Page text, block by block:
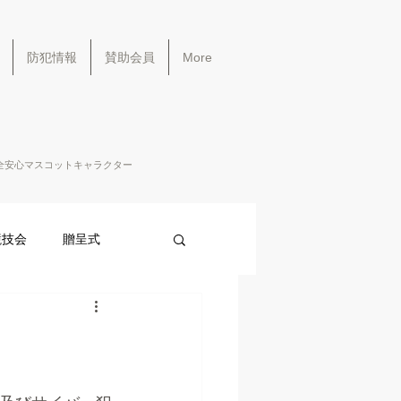
防犯情報 賛助会員 More
心マスコットキャラクター
会 贈呈式